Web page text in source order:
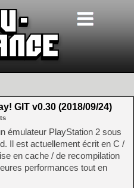
GIT v0.30 (2018/09/24)
émulateur PlayStation 2 sous
Il est actuellement écrit en C /
en cache / de recompilation
performances tout en